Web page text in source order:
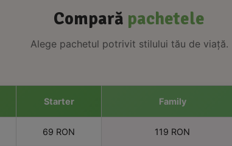
Compară pachetele
Alege pachetul potrivit stilului tău de viață.
Starter Family
69 RON 119 RON